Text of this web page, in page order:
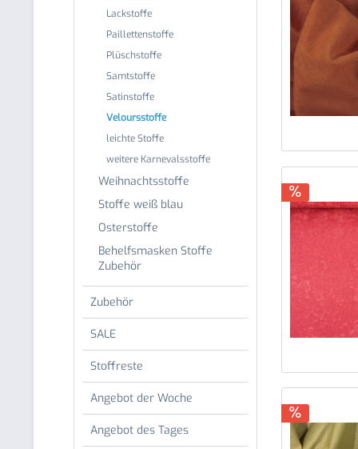
Lackstoffe
Paillettenstoffe
Plüschstoffe
Samtstoffe
Satinstoffe
Veloursstoffe
leichte Stoffe
weitere Karnevalsstoffe
Weihnachtsstoffe
Stoffe weiß blau
Osterstoffe
Behelfsmasken Stoffe
Zubehör
Zubehör
SALE
Stoffreste
Angebot der Woche
Angebot des Tages